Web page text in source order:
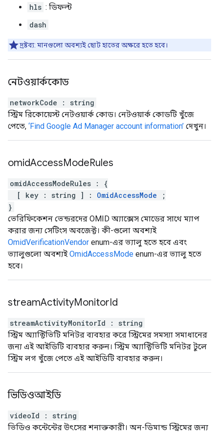
hls : ডিফল্ট
dash
দ্রষ্টব্য: মানগুলো অবশ্যই ছোট হাতের অক্ষরে হতে হবে।
নেটওয়ার্ককোড
networkCode :
string
স্ট্রিম রিকোয়েস্ট নেটওয়ার্ক কোড। নেটওয়ার্ক কোডটি খুঁজে
পেতে, ‘Find Google Ad Manager account information’ দেখুন।
omidAccessModeRules
omidAccessModeRules :
{
[ key : string ] : OmidAccessMode
;
}
ভেরিফিকেশন ভেন্ডরদের OMID অ্যাক্সেস মোডের সাথে ম্যাপ
করার জন্য সেটিংস অবজেক্ট। কী-গুলো অবশ্যই
OmidVerificationVendor enum-এর ভ্যালু হতে হবে এবং
ভ্যালুগুলো অবশ্যইOmidAccessMode enum-এর ভ্যালু হতে
হবে।
streamActivityMonitorId
streamActivityMonitorId :
string
স্ট্রিম অ্যাক্টিভিটি মনিটর ব্যবহার করে স্ট্রিমের সমস্যা সমাধানের
জন্য এই আইডিটি ব্যবহার করুন। স্ট্রিম অ্যাক্টিভিটি মনিটর টুলে
স্ট্রিম লগ খুঁজে পেতে এই আইডিটি ব্যবহার করুন।
ভিডিওআইডি
videoId :
string
ভিডিও কন্টেন্টের উৎসের শনাক্তকারী। অন-ডিমান্ড স্ট্রিমের জন্য